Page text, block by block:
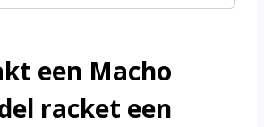
Oranje
een Macho
racket een